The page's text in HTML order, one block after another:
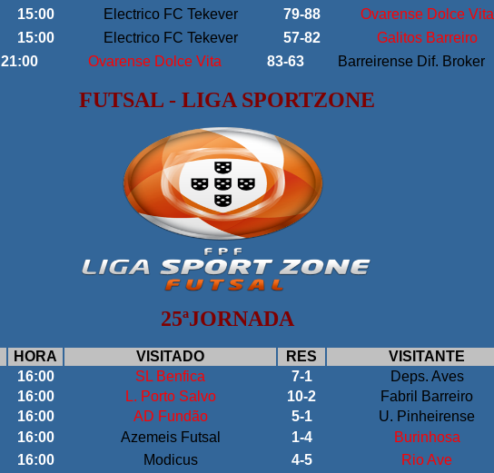
15:00 Electrico FC Tekever 79-88
Ovarense Dolce Vita
15:00 Electrico FC Tekever 57-82
Galitos Barreiro
21:00 Ovarense Dolce Vita 83-63 Barreirense Dif. Broker
FUTSAL - LIGA SPORTZONE
25ªJORNADA
HORA VISITADO RES
VISITANTE
16:00 SL Benfica 7-1
Deps. Aves
16:00 L. Porto Salvo 10-2
Fabril Barreiro
16:00 AD Fundão 5-1
U. Pinheirense
16:00 Azemeis Futsal 1-4
Burinhosa
16:00 Modicus 4-5
Rio Ave